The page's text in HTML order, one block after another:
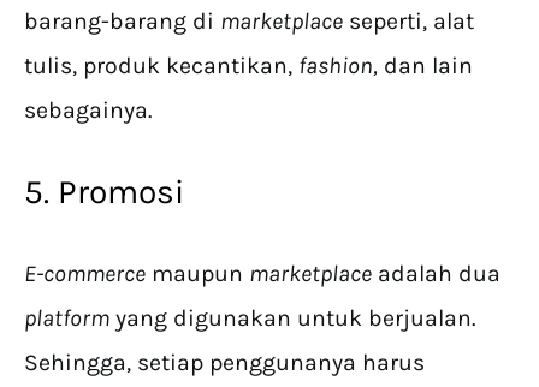
barang-barang di marketplace seperti, alat
tulis, produk kecantikan, fashion, dan lain
sebagainya.
5. Promosi
E-commerce maupun marketplace adalah dua
platform yang digunakan untuk berjualan.
Sehingga, setiap penggunanya harus